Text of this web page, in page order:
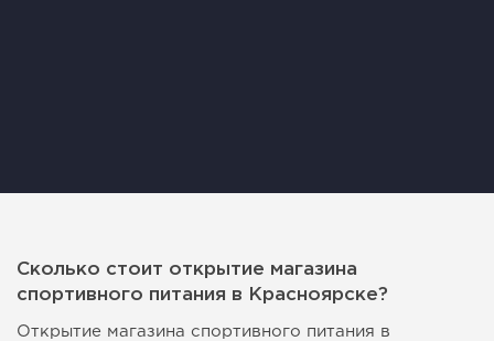
Сколько стоит открытие магазина
спортивного питания в Красноярске?
Открытие магазина спортивного питания в